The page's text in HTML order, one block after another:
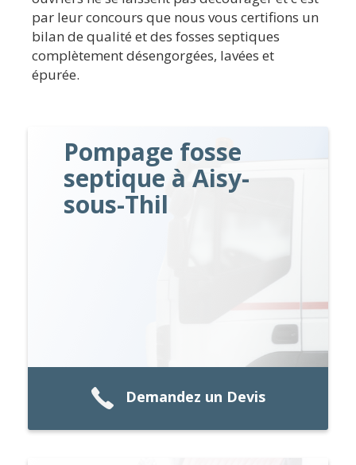
par leur concours que nous vous certifions un
bilan de qualité et des fosses septiques
complètement désengorgées, lavées et
épurée.
Pompage fosse
septique à Aisy-
sous-Thil
Demandez un Devis